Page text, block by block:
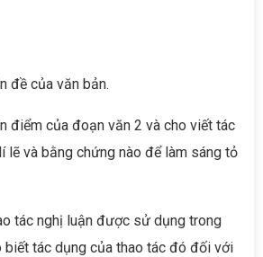
đề của văn bản.
điểm của đoạn văn 2 và cho viết tác
lẽ và bằng chứng nào để làm sáng tỏ
tác nghị luận được sử dụng trong
biết tác dụng của thao tác đó đối với